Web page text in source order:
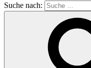
Suche nach: